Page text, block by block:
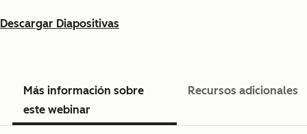
Descargar Diapositivas
Más información sobre
este webinar
Recursos adicionales